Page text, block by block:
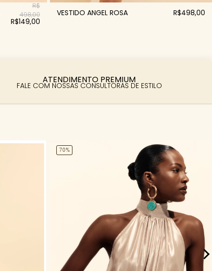
R$
498,00
R$149,00
VESTIDO ANGEL ROSA R$498,00
ATENDIMENTO PREMIUM
FALE COM NOSSAS CONSULTORAS DE ESTILO
70%